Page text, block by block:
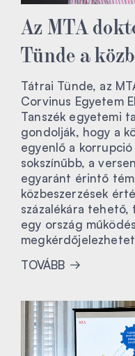
Az MTA
Tünde a
Tátrai Tünde, az
Corvinus Egyetem
Tanszék egyetemi
gondolják, hogy a
egyenlő a
sokszínűbb, a
egyaránt érintő
közbeszerzések
százalékára
egy ország
TOVÁBB